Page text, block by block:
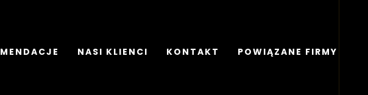
NASI KLIENCI KONTAKT POWIĄZANE FIRMY